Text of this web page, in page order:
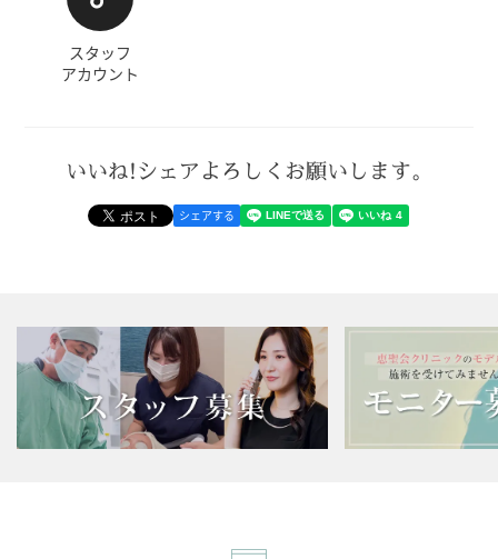
スタッフ
アカウント
いいね!シェアよろしくお願いします。
シェアする